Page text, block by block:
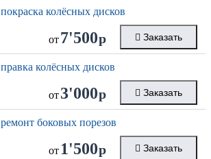
покраска колёсных дисков
от7'500р Заказать
правка колёсных дисков
от3'000р Заказать
ремонт боковых порезов
от 1'500р Заказать